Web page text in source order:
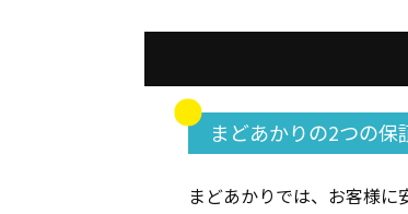
まどあかりの2つの
まどあかりでは、お客様に